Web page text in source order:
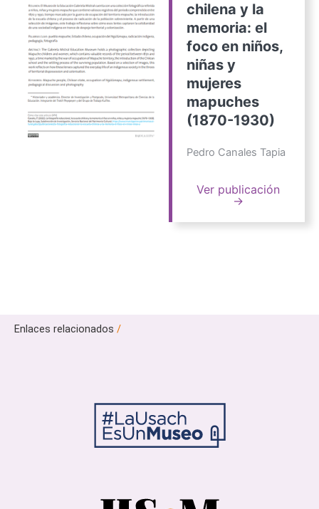
chilena y la
memoria: el
foco en niños,
niñas y
mujeres
mapuches
(1870-1930)
Pedro Canales Tapia
Ver publicación
→
Enlaces relacionados /